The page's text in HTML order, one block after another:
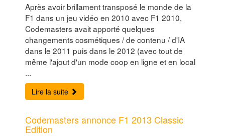
Après avoir brillament transposé le monde de la
F1 dans un jeu vidéo en 2010 avec F1 2010,
Codemasters avait apporté quelques
changements cosmétiques / de contenu / d'IA
dans le 2011 puis dans le 2012 (avec tout de
même l'ajout d'un mode coop en ligne et en local
...
Lire la suite
Codemasters annonce F1 2013 Classic
Edition